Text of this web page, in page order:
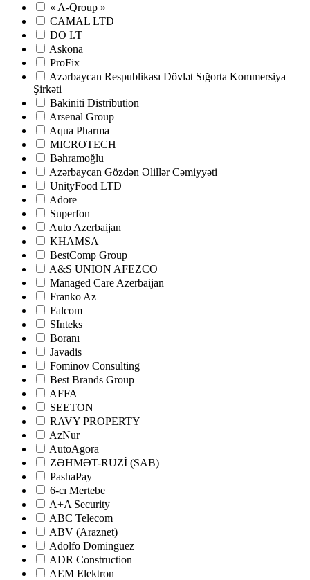
« A-Qroup »
CAMAL LTD
DO I.T
Askona
ProFix
Azərbaycan Respublikası Dövlət Sığorta Kommersiya
Şirkəti
Bakiniti Distribution
Arsenal Group
Aqua Pharma
MICROTECH
Bəhramoğlu
Azərbaycan Gözdən Əlillər Cəmiyyəti
UnityFood LTD
Adore
Superfon
Auto Azerbaijan
KHAMSA
BestComp Group
A&S UNION AFEZCO
Managed Care Azerbaijan
Franko Az
Falcom
SInteks
Boranı
Javadis
Fominov Consulting
Best Brands Group
AFFA
SEETON
RAVY PROPERTY
AzNur
AutoAgora
ZƏHMƏT-RUZİ (SAB)
PashaPay
6-cı Mertebe
A+A Security
ABC Telecom
ABV (Araznet)
Adolfo Dominguez
ADR Construction
AEM Elektron